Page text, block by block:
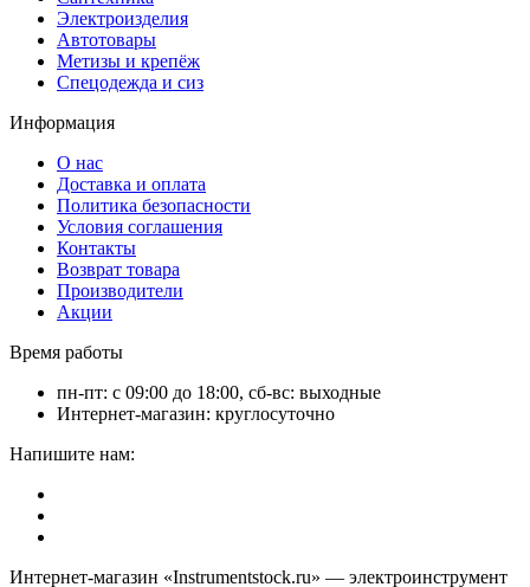
Электроизделия
Автотовары
Метизы и крепёж
Спецодежда и сиз
Информация
О нас
Доставка и оплата
Политика безопасности
Условия соглашения
Контакты
Возврат товара
Производители
Акции
Время работы
пн-пт: с 09:00 до 18:00, сб-вс: выходные
Интернет-магазин: круглосуточно
Напишите нам:
Интернет-магазин «Instrumentstock.ru» — электроинструмент